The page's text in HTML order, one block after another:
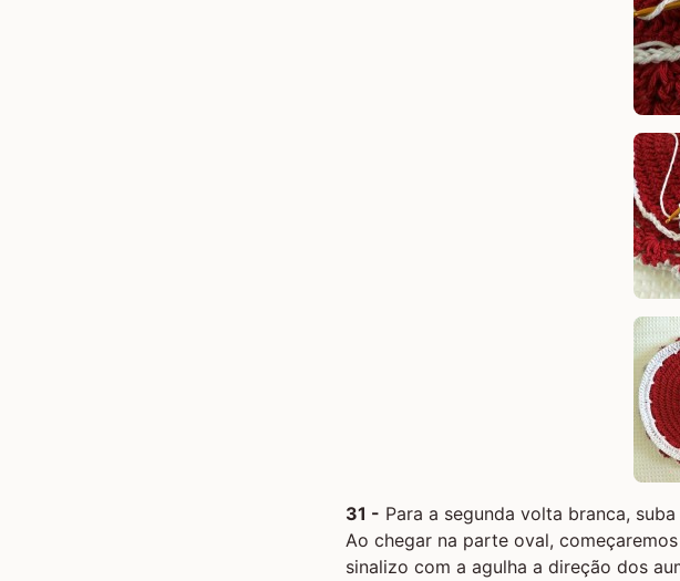
31 - Para a segunda volta branca,
Ao chegar na parte oval,
sinalizo com a agulha a direção dos